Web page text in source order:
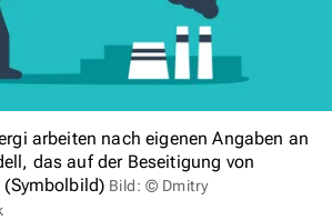
arbeiten nach eigenen Angaben an
das auf der Beseitigung von
Bild: © Dmitry